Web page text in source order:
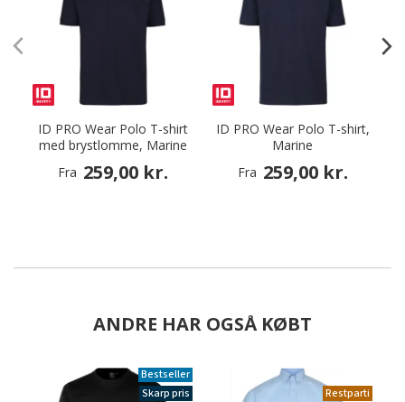
ID PRO Wear Polo T-shirt
med brystlomme, Marine
Fra 259,00 kr.
ID PRO Wear Polo T-shirt,
Marine
Fra 259,00 kr.
ANDRE HAR OGSÅ KØBT
Bestseller
Skarp pris
Restparti